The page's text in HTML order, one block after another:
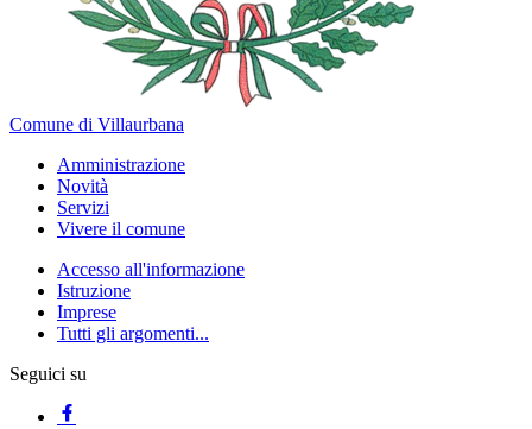
Comune di Villaurbana
Amministrazione
Novità
Servizi
Vivere il comune
Accesso all'informazione
Istruzione
Imprese
Tutti gli argomenti...
Seguici su